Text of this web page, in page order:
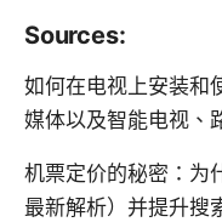
Sources:
如何在电视上安装和
媒体以及智能电视、
机票定价的秘密：为
最新解析）并提升搜